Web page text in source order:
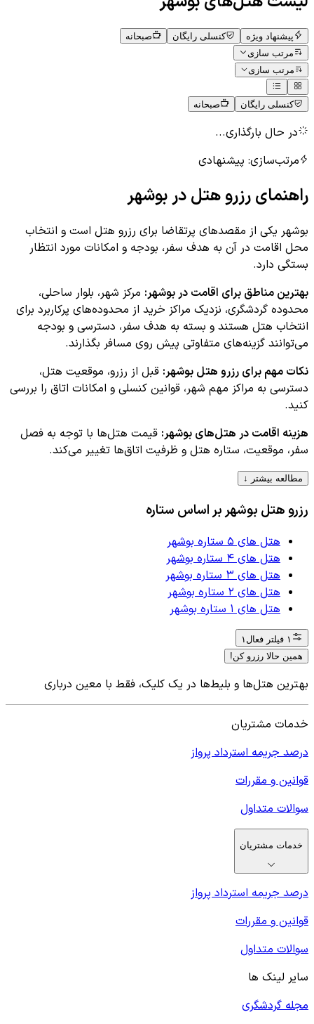
پیشنهاد ویژه کنسلی رایگان
صبحانه
مرتب سازی
مرتب سازی
کنسلی رایگان صبحانه
در حال بارگذاری...
مرتب‌سازی: پیشنهادی
راهنمای رزرو هتل دربوشهر
بوشهر یکی از مقصدهای پرتقاضا برای رزرو هتل است و انتخاب
محل اقامت در آن به هدف سفر، بودجه و امکانات مورد انتظار
بستگی دارد.
بهترین مناطق برای اقامت دربوشهر: مرکز شهر، بلوار ساحلی،
محدوده گردشگری، نزدیک مراکز خرید از محدوده‌های پرکاربرد برای
انتخاب هتل هستند و بسته به هدف سفر، دسترسی و بودجه
می‌توانند گزینه‌های متفاوتی پیش روی مسافر بگذارند.
نکات مهم برای رزرو هتل بوشهر: قبل از رزرو، موقعیت هتل،
دسترسی به مراکز مهم شهر، قوانین کنسلی و امکانات اتاق را بررسی
کنید.
هزینه اقامت در هتل‌های بوشهر: قیمت هتل‌ها با توجه به فصل
سفر، موقعیت، ستاره هتل و ظرفیت اتاق‌ها تغییر می‌کند.
مطالعه بیشتر ↓
رزرو هتل بوشهربر اساس ستاره
هتل های ۵ ستاره بوشهر
هتل های ۴ ستاره بوشهر
هتل های ۳ ستاره بوشهر
هتل های ۲ ستاره بوشهر
هتل های ۱ ستاره بوشهر
۱ فیلتر فعال
۱
همین حالا رزرو کن!
بهترین هتل‌ها و بلیط‌ها در یک کلیک، فقط با معین درباری
خدمات مشتریان
درصد جریمه استرداد پرواز
قوانین و مقررات
سوالات متداول
خدمات مشتریان
درصد جریمه استرداد پرواز
قوانین و مقررات
سوالات متداول
سایر لینک ها
مجله گردشگری